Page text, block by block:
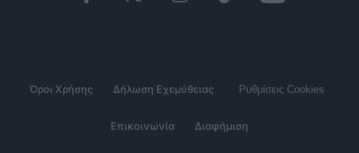
Όροι Χρήσης Δήλωση Εχεμύθειας Ρυθμίσεις Cookies
Επικοινωνία Διαφήμιση